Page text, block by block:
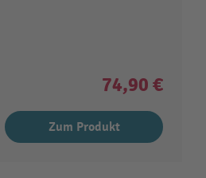
74,90 €
Zum Produkt